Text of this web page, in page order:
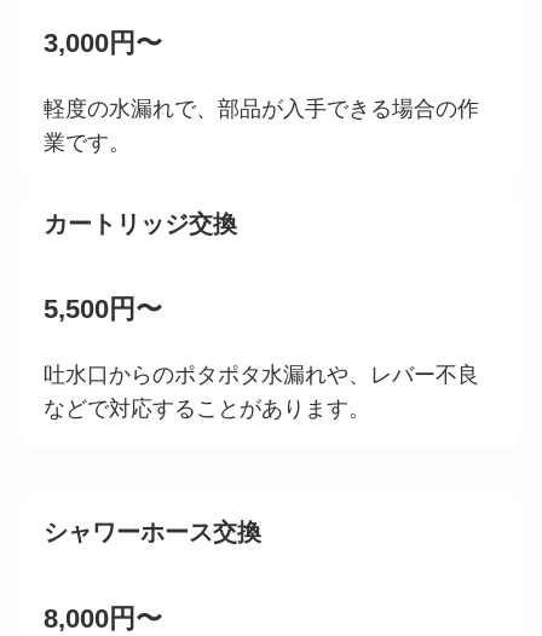
3,000円〜
軽度の水漏れで、部品が入手できる場合の作
業です。
カートリッジ交換
5,500円〜
吐水口からのポタポタ水漏れや、レバー不良
などで対応することがあります。
シャワーホース交換
8,000円〜